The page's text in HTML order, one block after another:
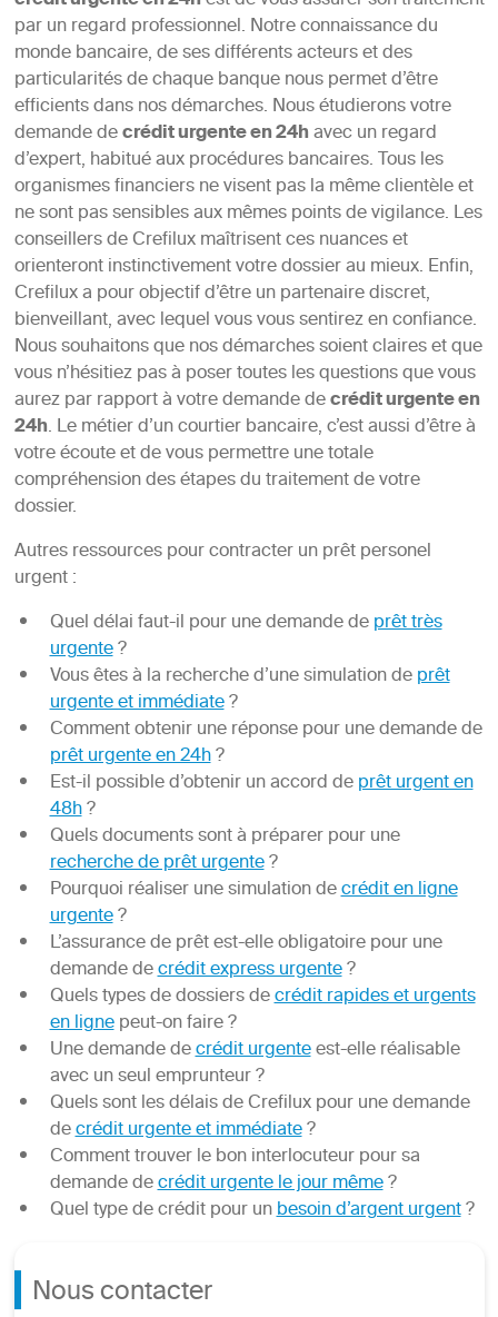
par un regard professionnel. Notre connaissance du
monde bancaire, de ses différents acteurs et des
particularités de chaque banque nous permet d’être
efficients dans nos démarches. Nous étudierons votre
demande decrédit urgente en 24havec un regard
d’expert, habitué aux procédures bancaires. Tous les
organismes financiers ne visent pas la même clientèle et
ne sont pas sensibles aux mêmes points de vigilance. Les
conseillers de Crefilux maîtrisent ces nuances et
orienteront instinctivement votre dossier au mieux. Enfin,
Crefilux a pour objectif d’être un partenaire discret,
bienveillant, avec lequel vous vous sentirez en confiance.
Nous souhaitons que nos démarches soient claires et que
vous n’hésitiez pas à poser toutes les questions que vous
aurez par rapport à votre demande decrédit urgente en
24h. Le métier d’un courtier bancaire, c’est aussi d’être à
votre écoute et de vous permettre une totale
compréhension des étapes du traitement de votre
dossier.
Autres ressources pour contracter un prêt personel
urgent :
Quel délai faut-il pour une demande deprêt très
urgente?
Vous êtes à la recherche d’une simulation deprêt
urgente et immédiate?
Comment obtenir une réponse pour une demande de
prêt urgente en 24h?
Est-il possible d’obtenir un accord deprêt urgent en
48h?
Quels documents sont à préparer pour une
recherche de prêt urgente?
Pourquoi réaliser une simulation decrédit en ligne
urgente?
L’assurance de prêt est-elle obligatoire pour une
demande decrédit express urgente?
Quels types de dossiers decrédit rapides et urgents
en lignepeut-on faire ?
Une demande decrédit urgenteest-elle réalisable
avec un seul emprunteur ?
Quels sont les délais de Crefilux pour une demande
decrédit urgente et immédiate?
Comment trouver le bon interlocuteur pour sa
demande decrédit urgente le jour même?
Quel type de crédit pour unbesoin d’argent urgent?
Nous contacter